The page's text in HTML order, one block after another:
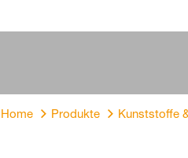
Home Produkte Kunststoffe